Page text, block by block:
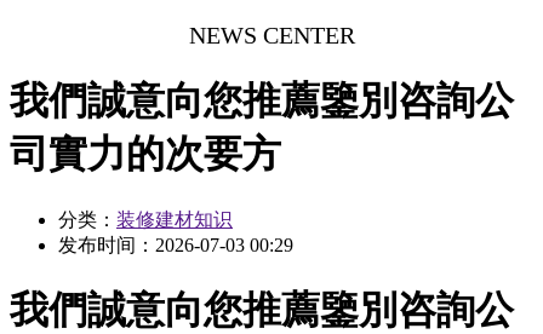
NEWS CENTER
我們誠意向您推薦鑒別咨詢公
司實力的次要方
分类： 装修建材知识
发布时间： 2026-07-03 00:29
我們誠意向您推薦鑒別咨詢公